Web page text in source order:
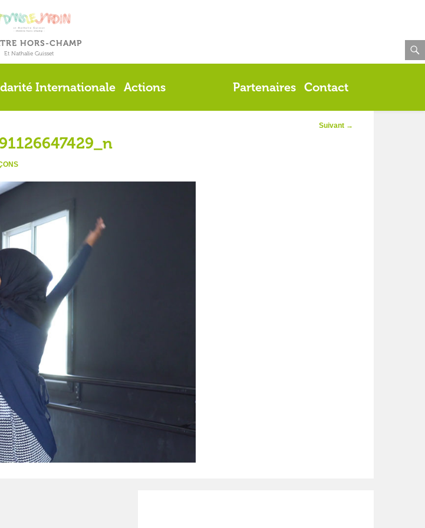
HORS-CHAMP
Et Nathalie Guisset
Internationale Actions Partenaires Contact
Navigation
Suivant →